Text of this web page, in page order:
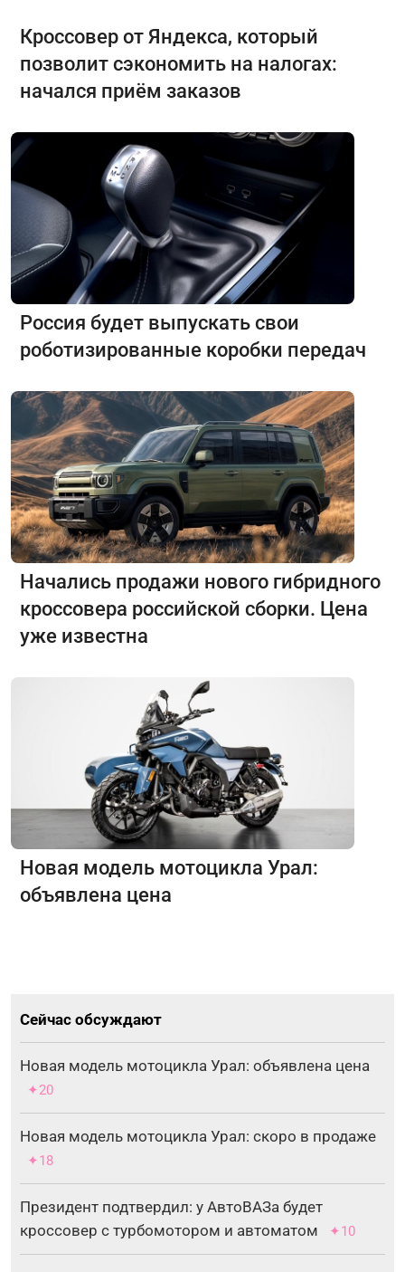
Кроссовер от Яндекса, который
позволит сэкономить на налогах:
начался приём заказов
Россия будет выпускать свои
роботизированные коробки передач
Начались продажи нового гибридного
кроссовера российской сборки. Цена
уже известна
Новая модель мотоцикла Урал:
объявлена цена
Сейчас обсуждают
Новая модель мотоцикла Урал: объявлена цена
✦20
Новая модель мотоцикла Урал: скоро в продаже
✦18
Президент подтвердил: у АвтоВАЗа будет
кроссовер с турбомотором и автоматом
✦10